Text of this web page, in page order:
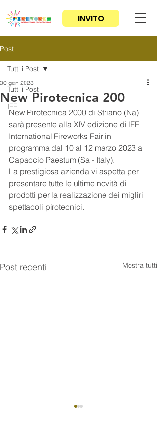
INVITO
Post
Tutti i Post
IFF
Tutti i Post
New Pirotecnica 200
30 gen 2023
New Pirotecnica 2000 di Striano (Na)
sarà presente alla XIV edizione di IFF
International Fireworks Fair in
programma dal 10 al 12 marzo 2023 a
Capaccio Paestum (Sa - Italy).
La prestigiosa azienda vi aspetta per
presentare tutte le ultime novità di
prodotti per la realizzazione dei migliri
spettacoli pirotecnici.
Post recenti Mostra tutti